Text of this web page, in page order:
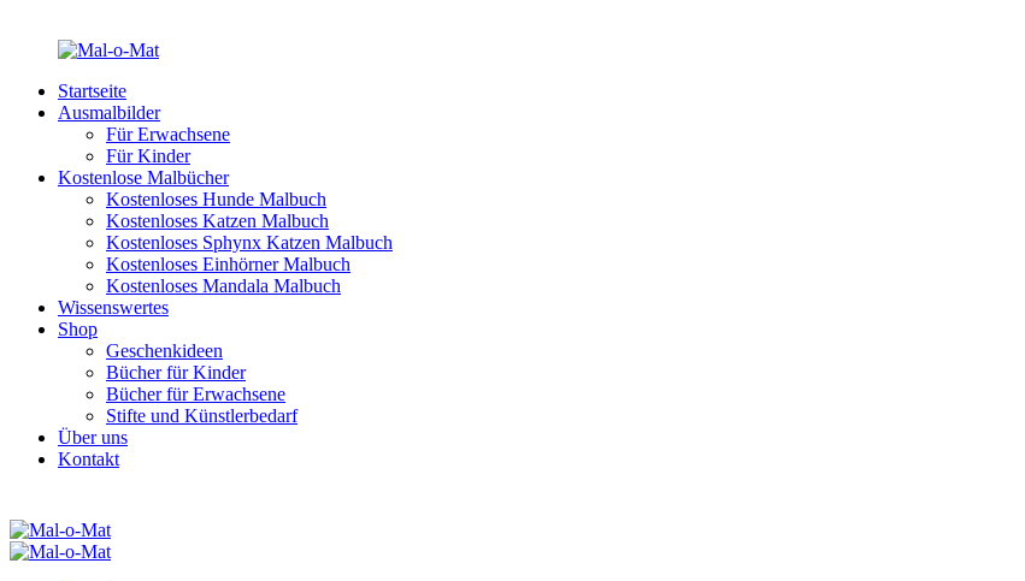
Startseite
Ausmalbilder
Für Erwachsene
Für Kinder
Kostenlose Malbücher
Kostenloses Hunde Malbuch
Kostenloses Katzen Malbuch
Kostenloses Sphynx Katzen Malbuch
Kostenloses Einhörner Malbuch
Kostenloses Mandala Malbuch
Wissenswertes
Shop
Geschenkideen
Bücher für Kinder
Bücher für Erwachsene
Stifte und Künstlerbedarf
Über uns
Kontakt